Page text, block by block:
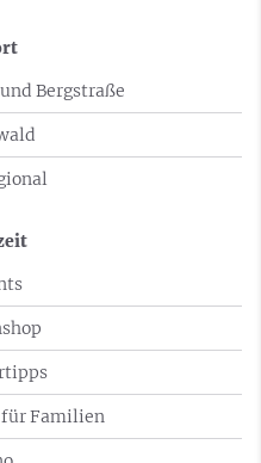
Bergstraße
Familien